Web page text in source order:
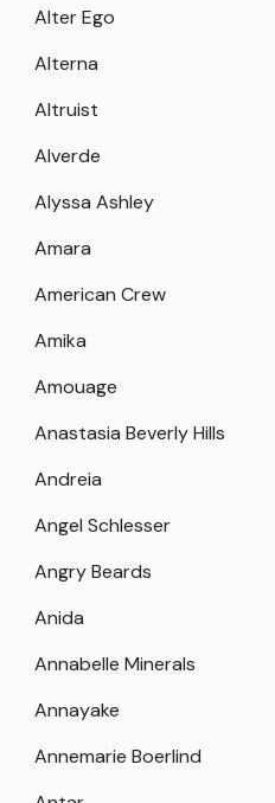
Alter Ego
Alterna
Altruist
Alverde
Alyssa Ashley
Amara
American Crew
Amika
Amouage
Anastasia Beverly Hills
Andreia
Angel Schlesser
Angry Beards
Anida
Annabelle Minerals
Annayake
Annemarie Boerlind